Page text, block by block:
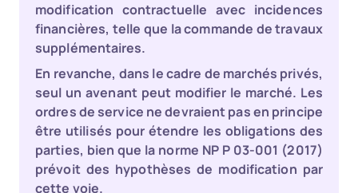
modification contractuelle avec incidences
financières, telle que la commande de travaux
supplémentaires.
En revanche, dans le cadre de marchés privés,
seul un avenant peut modifier le marché. Les
ordres de service ne devraient pas en principe
être utilisés pour étendre les obligations des
parties, bien que la norme NP P 03-001 (2017)
prévoit des hypothèses de modification par
cette voie.